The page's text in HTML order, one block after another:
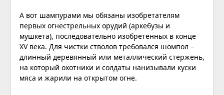
А вот шампурами мы обязаны изобретателям
первых огнестрельных орудий (аркебузы и
мушкета), последовательно изобретенных в конце
XV века. Для чистки стволов требовался шомпол –
длинный деревянный или металлический стержень,
на который охотники и солдаты нанизывали куски
мяса и жарили на открытом огне.